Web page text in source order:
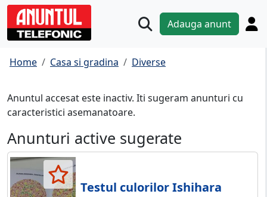
Adauga anunt
Home Casa si gradina Diverse
Anuntul accesat este inactiv. Iti sugeram anunturi cu
caracteristici asemanatoare.
Anunturi active sugerate
Testul culorilor Ishihara